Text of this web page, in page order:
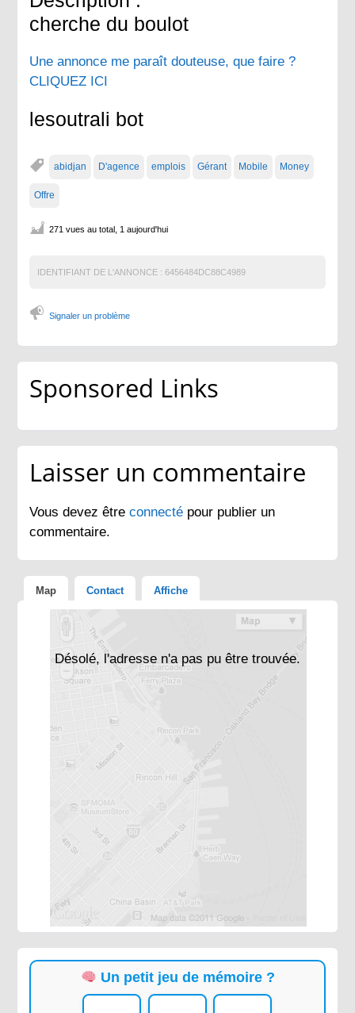
cherche du boulot
Une annonce me paraît douteuse, que faire ?
CLIQUEZ ICI
lesoutrali bot
abidjan D'agence emplois Gérant Mobile Money
Offre
271 vues au total, 1 aujourd'hui
IDENTIFIANT DE L'ANNONCE : 6456484DC88C4989
Signaler un problème
Sponsored Links
Laisser un commentaire
Vous devez êtreconnecté pour publier un
commentaire.
Map Contact Affiche
Désolé, l'adresse n'a pas pu être trouvée.
Un petit jeu de mémoire ?